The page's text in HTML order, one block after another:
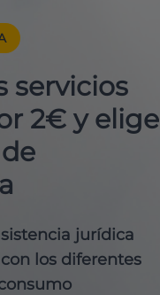
servicios
2€ y elige
jurídica
los diferentes